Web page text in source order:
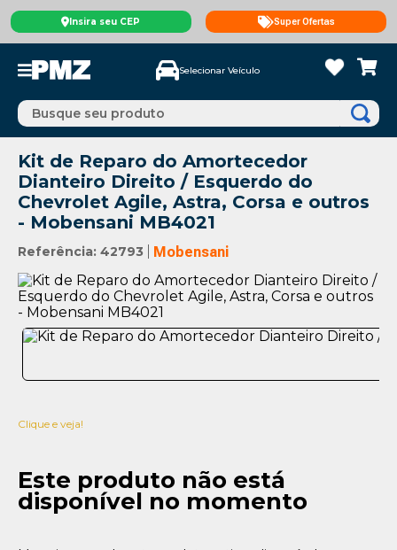
Insira seu CEP Super Ofertas
Selecionar Veículo
Busque seu produto
Kit de Reparo do Amortecedor
Dianteiro Direito / Esquerdo do
Chevrolet Agile, Astra, Corsa e outros
- Mobensani MB4021
Referência: 42793 Mobensani
Clique e veja!
Este produto não está
disponível no momento